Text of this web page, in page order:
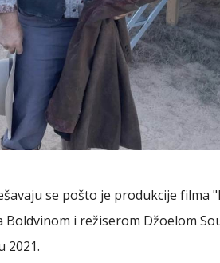
se pošto je produkcije filma
i režiserom Džoelom
2021.